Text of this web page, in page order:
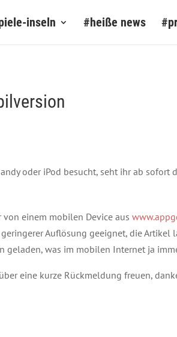
inseln #heiße news
oder iPod besucht, seht ihr ab sofort
einem mobilen Device aus
Auflösung geeignet, die Artikel
geladen, was im mobilen Internet ja
eine kurze Rückmeldung freuen,